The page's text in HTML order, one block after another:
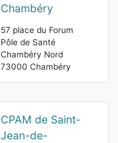
Chambéry
57 place du Forum
Pôle de Santé
Chambéry Nord
73000 Chambéry
CPAM de Saint-
Jean-de-